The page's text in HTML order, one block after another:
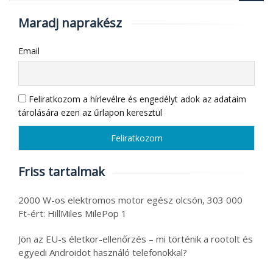
Maradj naprakész
Email
Feliratkozom a hírlevélre és engedélyt adok az adataim
tárolására ezen az űrlapon keresztül
Friss tartalmak
2000 W-os elektromos motor egész olcsón, 303 000
Ft-ért: HillMiles MilePop 1
Jön az EU-s életkor-ellenőrzés – mi történik a rootolt és
egyedi Androidot használó telefonokkal?